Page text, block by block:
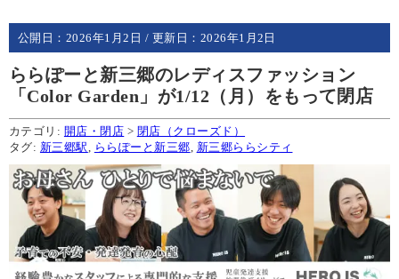
公開日： 2026年1月2日 / 更新日： 2026年1月2日
ららぽーと新三郷のレディスファッション
「Color Garden」が1/12（月）をもって閉店
カテゴリ: 開店・閉店 > 閉店（クローズド）
タグ: 新三郷駅, ららぽーと新三郷, 新三郷ららシティ